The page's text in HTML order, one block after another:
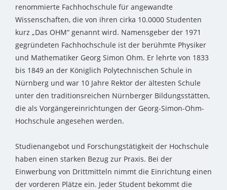
renommierte Fachhochschule für angewandte
Wissenschaften, die von ihren cirka 10.0000 Studenten
kurz „Das OHM“ genannt wird. Namensgeber der 1971
gegründeten Fachhochschule ist der berühmte Physiker
und Mathematiker Georg Simon Ohm. Er lehrte von 1833
bis 1849 an der Königlich Polytechnischen Schule in
Nürnberg und war 10 Jahre Rektor der ältesten Schule
unter den traditionsreichen Nürnberger Bildungsstätten,
die als Vorgängereinrichtungen der Georg-Simon-Ohm-
Hochschule angesehen werden.
Studienangebot und Forschungstätigkeit der Hochschule
haben einen starken Bezug zur Praxis. Bei der
Einwerbung von Drittmitteln nimmt die Einrichtung einen
der vorderen Plätze ein. Jeder Student bekommt die